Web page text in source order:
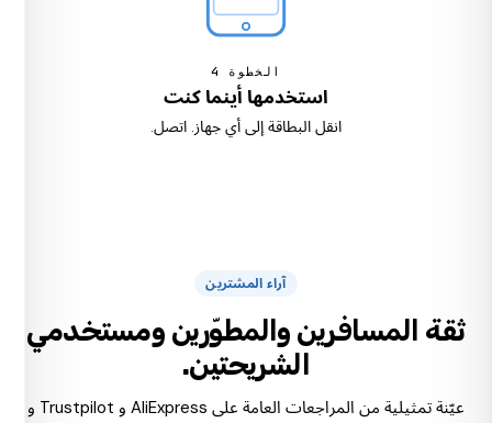
الخطوة 4
استخدمها أينما كنت
انقل البطاقة إلى أي جهاز. اتصل.
آراء المشترين
ثقة المسافرين والمطوّرين ومستخدمي
الشريحتين.
عيّنة تمثيلية من المراجعات العامة على AliExpress و Trustpilot و